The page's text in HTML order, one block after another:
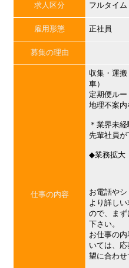
求人区分 フルタイム
雇用形態 正社員
募集の理由
仕事の内容
収集・運
車）
定期便ルー
地理不案
＊業界未
先輩社員
◆業務拡大
お電話や
より詳し
ので、ま
下さい。
お仕事の
いては、
望に合わせ